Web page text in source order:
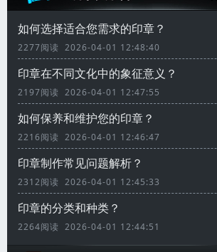
如何选择适合您需求的印章？
2277阅读 2026-04-01 12:48:40
印章在不同文化中的象征意义？
2197阅读 2026-04-01 12:47:55
如何保养和维护您的印章？
2216阅读 2026-04-01 12:46:47
印章制作常见问题解析？
2312阅读 2026-04-01 12:45:33
印章的分类和种类？
2264阅读 2026-04-01 12:44:51